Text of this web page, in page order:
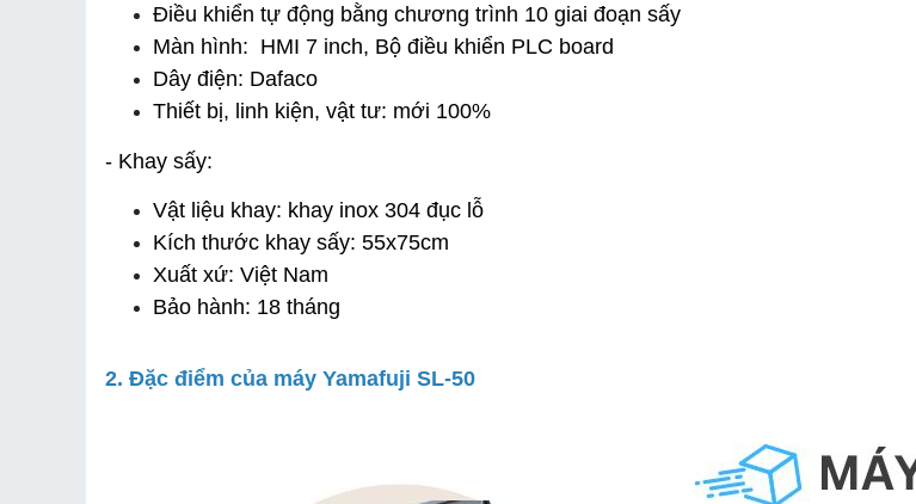
Điều khiển tự động bằng chương trình 10 giai đoạn sấy
Màn hình:  HMI 7 inch, Bộ điều khiển PLC board
Dây điện: Dafaco
Thiết bị, linh kiện, vật tư: mới 100%
- Khay sấy:
Vật liệu khay: khay inox 304 đục lỗ
Kích thước khay sấy: 55x75cm
Xuất xứ: Việt Nam
Bảo hành: 18 tháng
2. Đặc điểm của máy Yamafuji SL-50